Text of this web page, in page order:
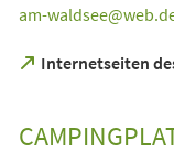
am-waldsee
web
Internetseiten
(Öffnet
neuen